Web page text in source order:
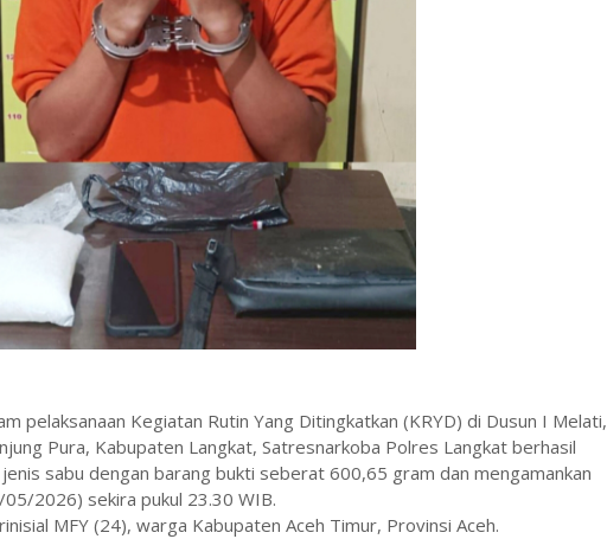
pelaksanaan Kegiatan Rutin Yang Ditingkatkan (KRYD) di Dusun I Melati,
Pura, Kabupaten Langkat, Satresnarkoba Polres Langkat berhasil
sabu dengan barang bukti seberat 600,65 gram dan mengamankan
2026) sekira pukul 23.30 WIB.
MFY (24), warga Kabupaten Aceh Timur, Provinsi Aceh.